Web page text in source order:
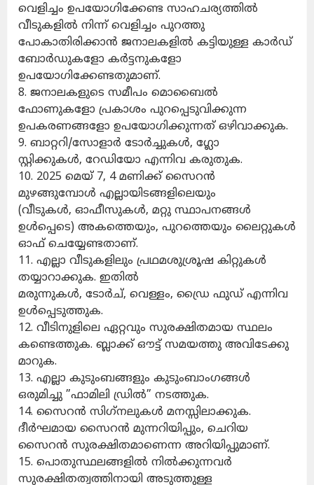
വെളിച്ചം ഉപയോഗിക്കേണ്ട സാഹചര്യത്തിൽ
വീടുകളിൽ നിന്ന് വെളിച്ചം പുറത്തു
പോകാതിരിക്കാൻ ജനാലകളിൽ കട്ടിയുള്ള കാർഡ്
ബോർഡുകളോ കർട്ടനുകളോ
ഉപയോഗിക്കേണ്ടതുമാണ്.
8. ജനാലകളുടെ സമീപം മൊബൈൽ
ഫോണുകളോ പ്രകാശം പുറപ്പെടുവിക്കുന്ന
ഉപകരണങ്ങളോ ഉപയോഗിക്കുന്നത് ഒഴിവാക്കുക.
9. ബാറ്ററി/സോളാർ ടോർച്ചുകൾ, ഗ്ലോ
സ്റ്റിക്കുകൾ, റേഡിയോ എന്നിവ കരുതുക.
10. 2025 മെയ് 7, 4 മണിക്ക് സൈറൻ
മുഴങ്ങുമ്പോൾ എല്ലായിടങ്ങളിലെയും
(വീടുകൾ, ഓഫീസുകൾ, മറ്റു സ്ഥാപനങ്ങൾ
ഉൾപ്പെടെ) അകത്തെയും, പുറത്തെയും ലൈറ്റുകൾ
ഓഫ് ചെയ്യേണ്ടതാണ്.
11. എല്ലാ വീടുകളിലും പ്രഥമശുശ്രൂഷ കിറ്റുകൾ
തയ്യാറാക്കുക. ഇതിൽ
മരുന്നുകൾ, ടോർച്, വെള്ളം, ഡ്രൈ ഫുഡ് എന്നിവ
ഉൾപ്പെടുത്തുക.
12. വീടിനുളിലെ ഏറ്റവും സുരക്ഷിതമായ സ്ഥലം
കണ്ടെത്തുക. ബ്ലാക്ക് ഔട്ട് സമയത്തു അവിടേക്കു
മാറുക.
13. എല്ലാ കുടുംബങ്ങളും കുടുംബാംഗങ്ങൾ
ഒരുമിച്ചു ”ഫാമിലി ഡ്രിൽ” നടത്തുക.
14. സൈറൻ സിഗ്‌നലുകൾ മനസ്സിലാക്കുക.
ദീർഘമായ സൈറൻ മുന്നറിയിപ്പും, ചെറിയ
സൈറൻ സുരക്ഷിതമാണെന്ന അറിയിപ്പുമാണ്.
15. പൊതുസ്ഥലങ്ങളിൽ നിൽക്കുന്നവർ
സുരക്ഷിതത്വത്തിനായി അടുത്തുള്ള